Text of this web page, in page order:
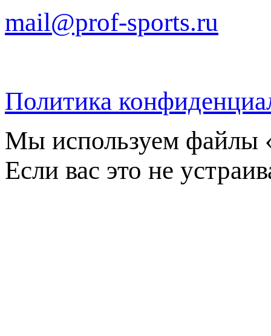
mail@prof-sports.ru
Политика
Мы используем файлы
Если вас это не